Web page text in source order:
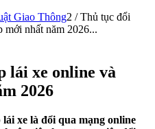
Giao Thông2 / Thủ tục đổi
mới nhất năm 2026...
lái xe online và
2026
xe là đổi qua mạng online